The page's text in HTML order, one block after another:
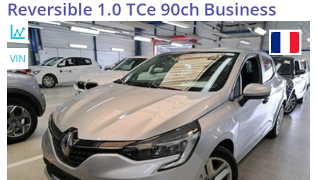
Reversible 1.0 TCe 90ch Business
VIN